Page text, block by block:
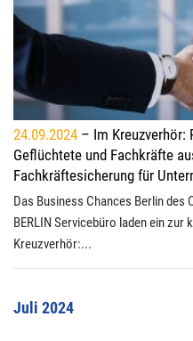
24.09.2024 – Im
Geflüchtete und Fachkräfte
Fachkräftesicherung für
Das Business Chances Berlin des
BERLIN Servicebüro laden ein
Kreuzverhör:...
Juli 2024